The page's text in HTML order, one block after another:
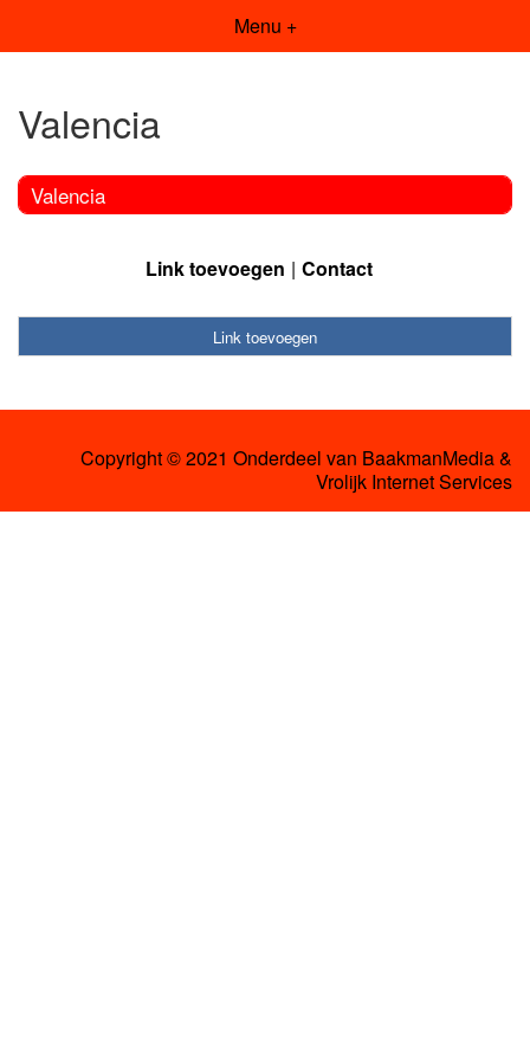
Menu +
Valencia
Valencia
Link toevoegen Contact
Link toevoegen
Copyright © 2021 Onderdeel van BaakmanMedia&
Vrolijk Internet Services